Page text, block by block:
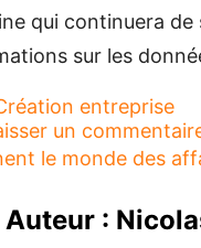
qui continuera de
sur les
entreprise
un
le monde des
Auteur :